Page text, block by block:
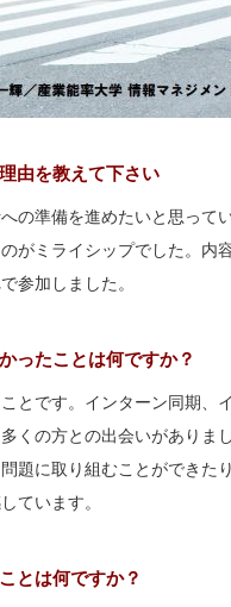
由を教えて下さい
の準備を進めたいと思って
がミライシップでした。内
参加しました。
ったことは何ですか？
とです。インターン同期、
くの方との出会いがありま
題に取り組むことができた
ています。
とは何ですか？